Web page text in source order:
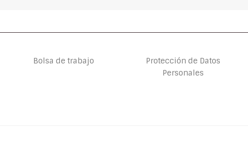
Bolsa de trabajo
Protección de Datos
Personales